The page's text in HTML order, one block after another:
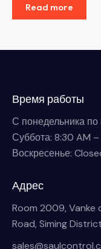
Read more
Время работы
С понедельника по
Суббота: 8:30 AM –
Воскресенье:
Адрес
Room 2009, Vanke
Road, Siming